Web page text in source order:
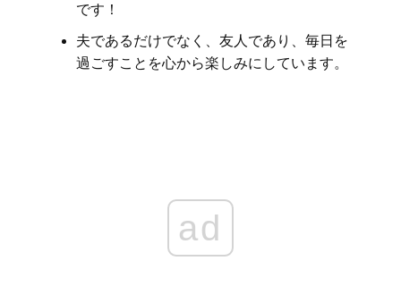
です！
夫であるだけでなく、友人であり、毎日を
過ごすことを心から楽しみにしています。
ad